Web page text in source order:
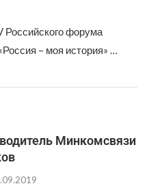
Российского форума
– моя история» …
Минкомсвязи